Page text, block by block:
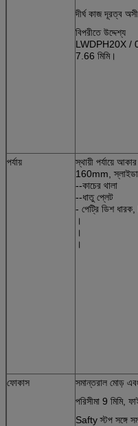
দীর্ঘ কাজ দূরত্ব
বিপরীতে উদ্দেশ্য
LWDPH20X /
7.66 মিমি।
পর্যায়
স্থায়ী পর্যায়ে
160mm,
--কাচের থালা
--ধাতু প্লেট
- পেট্রি ডিশ
।
।
।
ফোকাস
সমান্তরাল মোড়
পরিসীমা 9 মিমি,
Safty স্টপ সঙ্গে